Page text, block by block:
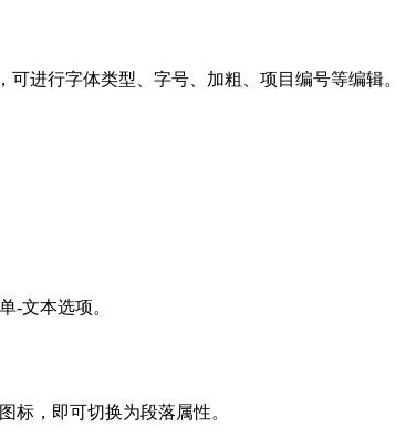
进行字体类型、字号、加粗、项目编号等编辑。
-文本选项。
标，即可切换为段落属性。